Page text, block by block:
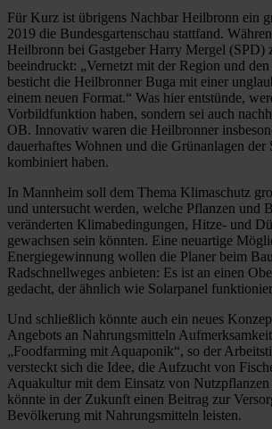
Für Kurz ist übrigens Nachbar Heilbronn ein
2019 die Bundesgartenschau stattfand.
Heilbronn bei Gastgeber Harry Mergel (SPD)
beeindruckt: „Vernetzt mit der Region und
besticht die Heilbronner Buga mit einer
einem neuen Format.“ Was hier entstünde,
Vorbildfunktion haben, sondern sei auch
OB. Innovativ waren die Heilbronner
dauerhaftes Wohnen und die Grün­anlagen der
kombiniert haben.
In Mannheim soll dem Thema Klimaschutz
und untersucht werden, welche Pflanzen und
veränderten Klimabedingungen, Hitze- und
gewachsen sein könnten. Eine neuartige
Energiegewinnung wollen die Planer beim
Radschnellweges anbieten: Es ist an einen
gedacht, der ähnlich wie Solarpanel
Und schließlich könnte auch ein neues
Angebots an Nahrungsmitteln
„Foodfarming mit Aquaponik“, so der
versteckt sich die Idee, die Aufzucht von
Aquakultur mit dem Einsatz von
könnte in der Zukunft einen Beitrag zur
Bevölkerung mit Nahrungsmitteln leisten.